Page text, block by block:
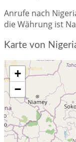
Anrufe nach
die Währung ist
Karte von
+
−